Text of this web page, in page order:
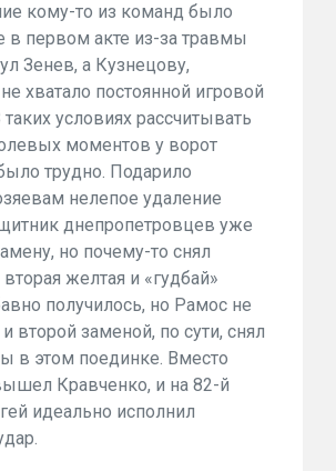
кому-то из команд было
в первом акте из-за травмы
Зенев, а Кузнецову,
хватало постоянной игровой
таких условиях рассчитывать
моментов у ворот
трудно. Подарило
нелепое удаление
днепропетровцев уже
но почему-то снял
желтая и «гудбай»
получилось, но Рамос не
второй заменой, по сути, снял
в этом поединке. Вместо
Кравченко, и на 82-й
идеально исполнил